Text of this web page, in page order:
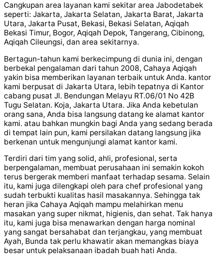
Cangkupan area layanan kami sekitar area Jabodetabek
seperti: Jakarta, Jakarta Selatan, Jakarta Barat, Jakarta
Utara, Jakarta Pusat, Bekasi, Bekasi Selatan, Aqiqah
Bekasi Timur, Bogor, Aqiqah Depok, Tangerang, Cibinong,
Aqiqah Cileungsi, dan area sekitarnya.
Bertagun-tahun kami berkecimpung di dunia ini, dengan
berbekal pengalaman dari tahun 2008, Cahaya Aqiqah
yakin bisa memberikan layanan terbaik untuk Anda. kantor
kami berpusat di Jakarta Utara, lebih tepatnya di Kantor
cabang pusat Jl. Bendungan Melayu RT.06/01 No 42B
Tugu Selatan. Koja, Jakarta Utara. Jika Anda kebetulan
orang sana, Anda bisa langsung datang ke alamat kantor
kami. atau bahkan mungkin bagi Anda yang sedang berada
di tempat lain pun, kami persilakan datang langsung jika
berkenan untuk mengunjungi alamat kantor kami.
Terdiri dari tim yang solid, ahli, profesional, serta
berpengalaman, membuat perusahaan ini semakin kokoh
terus bergerak memberi manfaat terhadap sesama. Selain
itu, kami juga dilengkapi oleh para chef profesional yang
sudah terbukti kualitas hasil masakannya. Sehingga tak
heran jika Cahaya Aqiqah mampu melahirkan menu
masakan yang super nikmat, higienis, dan sehat. Tak hanya
itu, kami juga bisa menawarkan dengan harga nominal
yang sangat bersahabat dan terjangkau, yang membuat
Ayah, Bunda tak perlu khawatir akan memangkas biaya
besar untuk pelaksanaan ibadah buah hati Anda.